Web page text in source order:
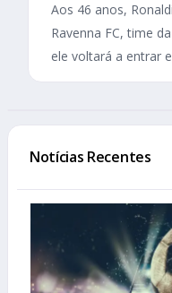
Aos 46 anos,
Ravenna FC, time
ele voltará a entrar
Notícias Recentes